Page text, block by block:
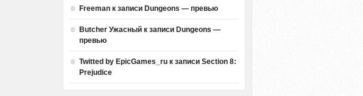
Freeman к записи Dungeons — превью
Butcher Ужасный к записи Dungeons —
превью
Twitted by EpicGames_ru к записи Section 8:
Prejudice